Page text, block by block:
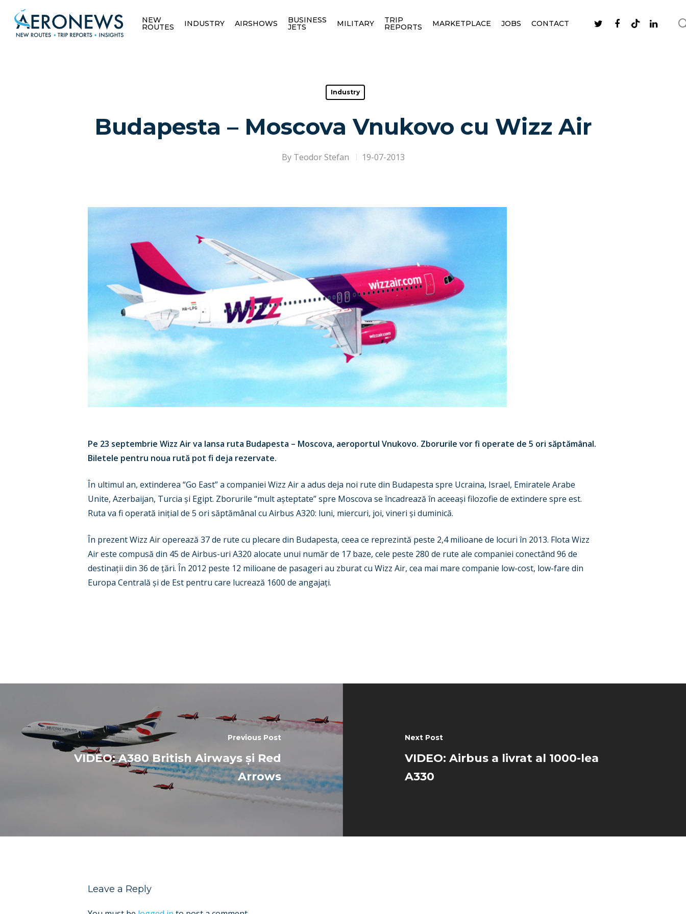
NEW
ROUTES INDUSTRY AIRSHOWS BUSINESS
JETS MILITARY TRIP
REPORTS MARKETPLACE JOBS CONTACT
Industry
Budapesta – Moscova Vnukovo cu Wizz Air
By Teodor Stefan 19-07-2013
Pe 23 septembrie Wizz Air va lansa ruta Budapesta – Moscova, aeroportul Vnukovo. Zborurile vor fi operate de 5 ori săptămânal.
Biletele pentru noua rută pot fi deja rezervate.
În ultimul an, extinderea “Go East” a companiei Wizz Air a adus deja noi rute din Budapesta spre Ucraina, Israel, Emiratele Arabe
Unite, Azerbaijan, Turcia și Egipt. Zborurile “mult așteptate” spre Moscova se încadrează în aceeași filozofie de extindere spre est.
Ruta va fi operată inițial de 5 ori săptămânal cu Airbus A320: luni, miercuri, joi, vineri și duminică.
În prezent Wizz Air operează 37 de rute cu plecare din Budapesta, ceea ce reprezintă peste 2,4 milioane de locuri în 2013. Flota Wizz
Air este compusă din 45 de Airbus-uri A320 alocate unui număr de 17 baze, cele peste 280 de rute ale companiei conectând 96 de
destinații din 36 de țări. În 2012 peste 12 milioane de pasageri au zburat cu Wizz Air, cea mai mare companie low-cost, low-fare din
Europa Centrală și de Est pentru care lucrează 1600 de angajați.
Previous Post
VIDEO: A380 British Airways și Red
Arrows
Next Post
VIDEO: Airbus a livrat al 1000-lea
A330
Leave a Reply